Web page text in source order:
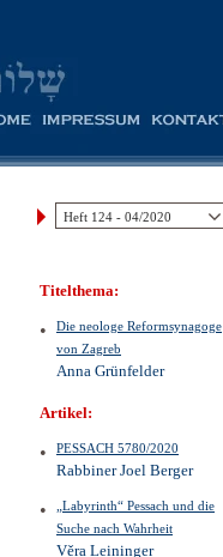
Titelthema:
Die neologe Reformsynagoge
von Zagreb
Anna Grünfelder
Artikel:
PESSACH 5780/2020
Rabbiner Joel Berger
„Labyrinth“ Pessach und die
Suche nach Wahrheit
Věra Leininger